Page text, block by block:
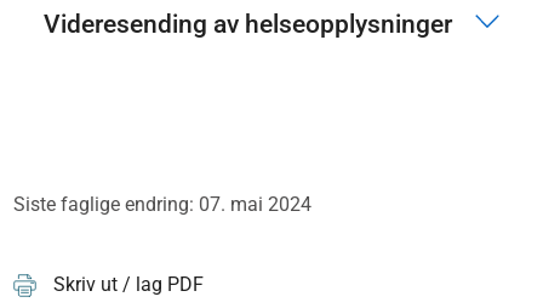
Videresending av helseopplysninger
Siste faglige endring: 07. mai 2024
Skriv ut / lag PDF